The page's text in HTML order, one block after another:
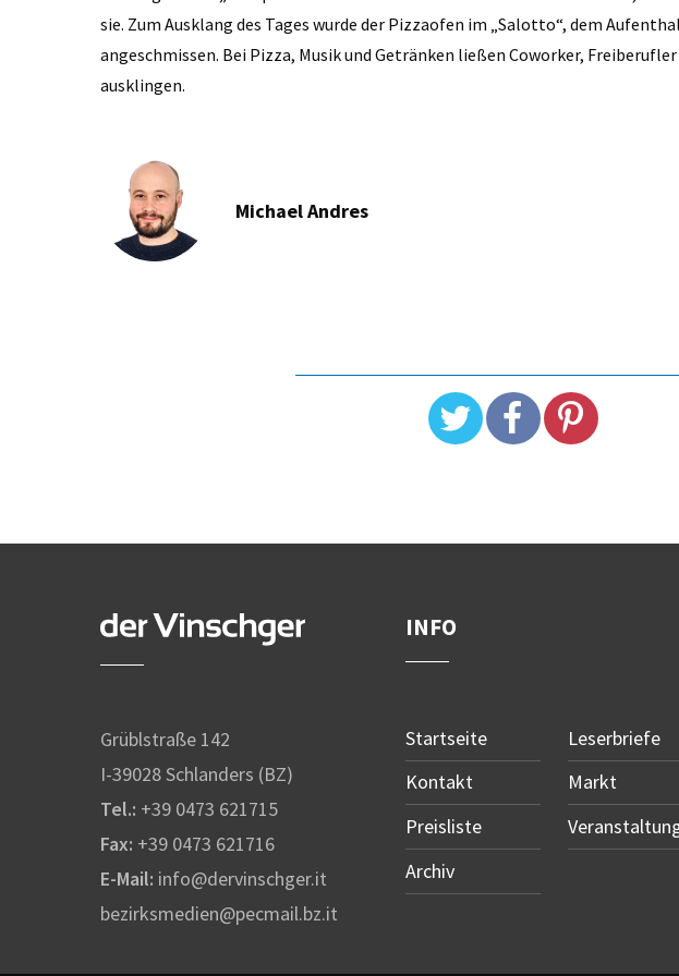
sie. Zum Ausklang des Tages wurde der Pizzaofen im „Salotto“, dem
angeschmissen. Bei Pizza, Musik und Getränken ließen Coworker,
ausklingen.
Michael Andres
Grüblstraße 142
I-39028 Schlanders (BZ)
Tel.: +39 0473 621715
Fax: +39 0473 621716
E-Mail: info@dervinschger.it
bezirksmedien@pecmail.bz.it
INFO
Startseite
Kontakt
Preisliste
Archiv
Leserbriefe
Markt